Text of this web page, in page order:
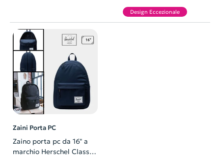
Design Eccezionale
Zaini Porta PC
Zaino porta pc da 16" a
marchio Herschel Classic